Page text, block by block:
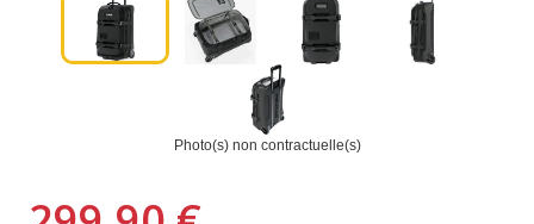
Photo(s) non contractuelle(s)